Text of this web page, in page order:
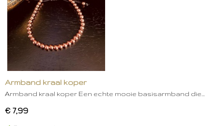
Armband kraal koper
Armband kraal koper Een echte mooie basisarmband die…
€ 7,99